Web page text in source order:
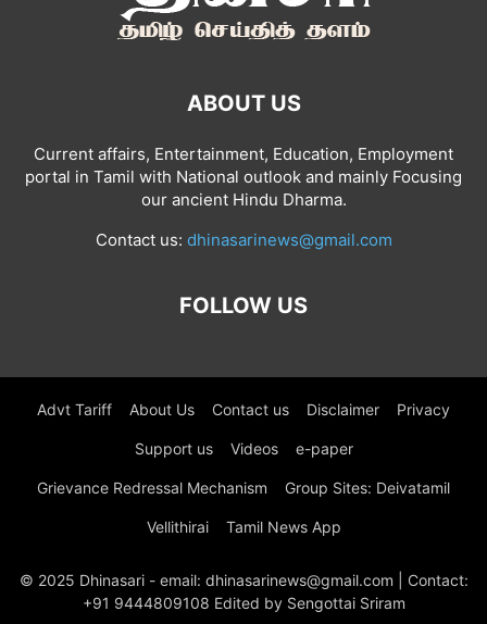
ABOUT US
Current affairs, Entertainment, Education, Employment
portal in Tamil with National outlook and mainly Focusing
our ancient Hindu Dharma.
Contact us: dhinasarinews@gmail.com
FOLLOW US
Advt Tariff About Us Contact us Disclaimer Privacy
Support us Videos e-paper
Grievance Redressal Mechanism Group Sites: Deivatamil
Vellithirai Tamil News App
© 2025 Dhinasari - email: dhinasarinews@gmail.com | Contact:
+91 9444809108 Edited by Sengottai Sriram